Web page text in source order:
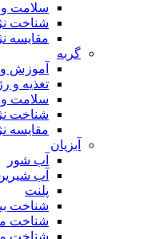
سلامت
شناخت
مقایسه
گربه
آموزش و
تغذیه و
سلامت و
شناخت
مقایسه
آبزیان
آب شور
آب
پلنت
شناخت
شناخت